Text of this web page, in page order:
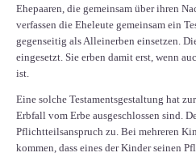
Ehepaaren, die gemeinsam über ihren
verfassen die Eheleute gemeinsam ein
gegenseitig als Alleinerben einsetzen.
eingesetzt. Sie erben damit erst, wenn
ist.
Eine solche Testamentsgestaltung hat
Erbfall vom Erbe ausgeschlossen sind.
Pflichtteilsanspruch zu. Bei mehreren
kommen, dass eines der Kinder seinen